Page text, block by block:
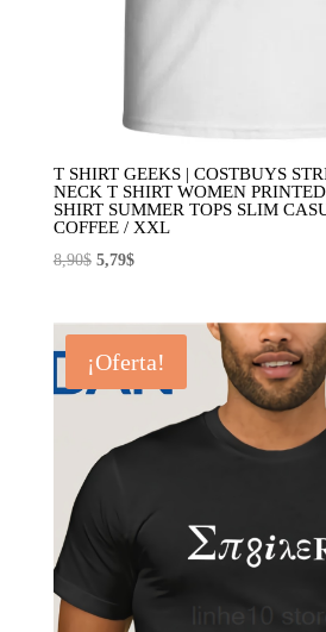
T SHIRT GEEKS | COSTBUYS
NECK T SHIRT WOMEN
SHIRT SUMMER TOPS SLIM
COFFEE / XXL
8,90$ El
8,90$.
5,79$El
5,79$.
¡Oferta!